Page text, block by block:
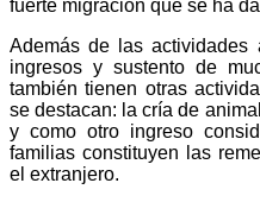
fuerte migración que se ha
Además de las actividades
ingresos y sustento de
también tienen otras
se destacan: la cría de
y como otro ingreso
familias constituyen las
el extranjero.